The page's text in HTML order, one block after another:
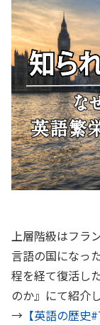
上層階級はフラ
言語の国になっ
程を経て復活し
のか』にて紹介
→ 【英語の歴